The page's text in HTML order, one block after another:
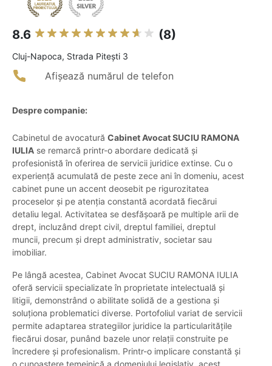
8.6 (8)
Cluj-Napoca, Strada Pitești 3
Afișează numărul de telefon
Despre companie:
Cabinetul de avocatură Cabinet Avocat SUCIU RAMONA
IULIA se remarcă printr-o abordare dedicată și
profesionistă în oferirea de servicii juridice extinse. Cu o
experiență acumulată de peste zece ani în domeniu, acest
cabinet pune un accent deosebit pe rigurozitatea
proceselor și pe atenția constantă acordată fiecărui
detaliu legal. Activitatea se desfășoară pe multiple arii de
drept, incluzând drept civil, dreptul familiei, dreptul
muncii, precum și drept administrativ, societar sau
imobiliar.
Pe lângă acestea, Cabinet Avocat SUCIU RAMONA IULIA
oferă servicii specializate în proprietate intelectuală și
litigii, demonstrând o abilitate solidă de a gestiona și
soluționa problematici diverse. Portofoliul variat de servicii
permite adaptarea strategiilor juridice la particularitățile
fiecărui dosar, punând bazele unor relații construite pe
încredere și profesionalism. Printr-o implicare constantă și
o cunoaștere temeinică a domeniului legislativ, acest